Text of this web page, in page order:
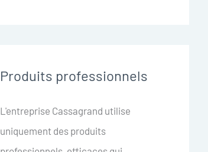
Produits professionnels
L'entreprise Cassagrand utilise
uniquement des produits